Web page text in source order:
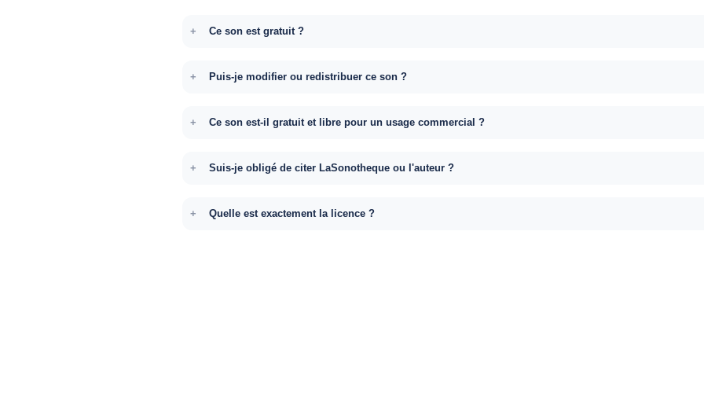
Ce son est gratuit ?
Puis-je modifier ou redistribuer ce son ?
Ce son est-il gratuit et libre pour un usage commercial ?
Suis-je obligé de citer LaSonotheque ou l'auteur ?
Quelle est exactement la licence ?